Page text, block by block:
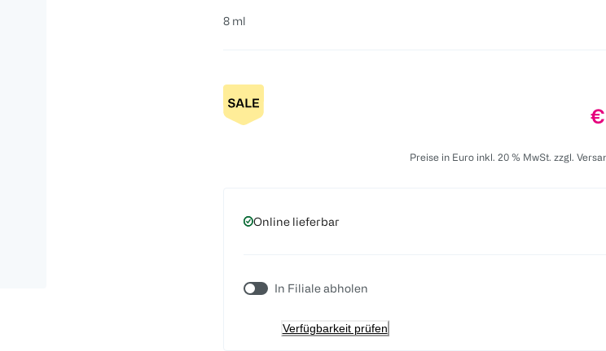
8 ml
€
Preise in Euro inkl. 20 % MwSt. zzgl.
Online lieferbar
In Filiale abholen
Verfügbarkeit prüfen